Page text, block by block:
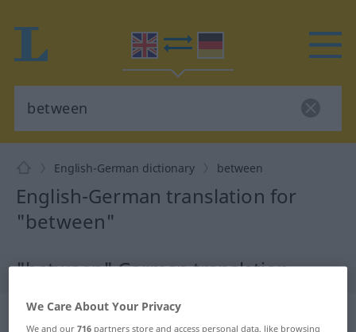
English-German dictionary between
English-German translation for
"between"
"between" German translation
„between“: preposition
We Care About Your Privacy
We and our716 partners store and access personal data, like browsing